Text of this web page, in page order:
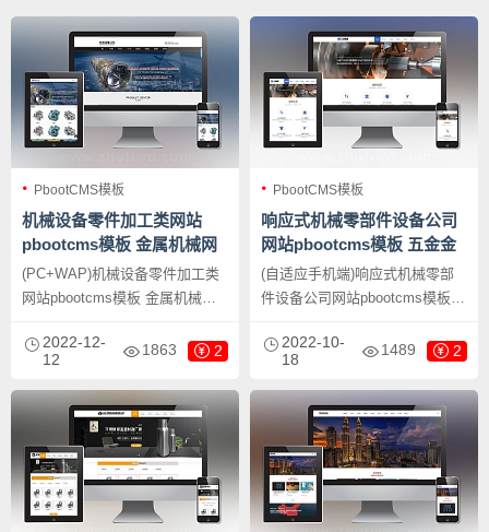
PbootCMS模板
机械设备零件加工类网站
pbootcms模板 金属机械网
站源码下载
(PC+WAP)机械设备零件加工类
网站pbootcms模板 金属机械网
发的网站模板，该模板适用于机
械设备网站、金属机械网站等企
业，当然其他行业也可以做，只
需要把文字图片换成其他行业的
即可；
2022-12-
12
1863 2
PbootCMS模板
响应式机械零部件设备公司
网站pbootcms模板 五金金
属机械设备网站源码下载
(自适应手机端)响应式机械零部
件设备公司网站pbootcms模板
载，PbootCMS内核开发的网站
模板，该模板适用于机械零部件
设备网站、五金机械网站等企
业，当然其他行业也可以做，只
需要把文字图片换成其他行业的
即可；
2022-10-
18
1489 2